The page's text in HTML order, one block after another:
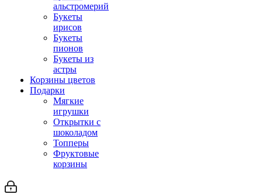
альстромерий
Букеты
ирисов
Букеты
пионов
Букеты из
астры
Корзины цветов
Подарки
Мягкие
игрушки
Открытки с
шоколадом
Топперы
Фруктовые
корзины